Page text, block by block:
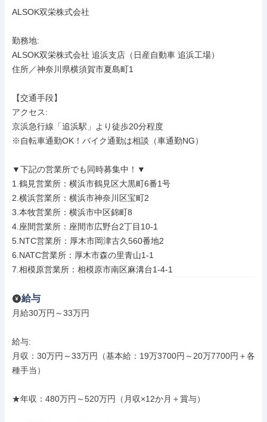
ALSOK双栄株式会社
勤務地:
ALSOK双栄株式会社 追浜支店（日産自動車 追浜工場）
住所／神奈川県横須賀市夏島町1
【交通手段】
アクセス:
京浜急行線「追浜駅」より徒歩20分程度
※自転車通勤OK！バイク通勤は相談（車通勤NG）
▼下記の営業所でも同時募集中！▼
1.鶴見営業所：横浜市鶴見区大黒町6番1号
2.横浜営業所：横浜市神奈川区宝町2
3.本牧営業所：横浜市中区錦町8
4.座間営業所：座間市広野台2丁目10-1
5.NTC営業所：厚木市岡津古久560番地2
6.NATC営業所：厚木市森の里青山1-1
7.相模原営業所：相模原市南区麻溝台1-4-1
給与
月給30万円～33万円
給与:
月収：30万円～33万円（基本給：19万3700円～20万7700円＋各
種手当）
★年収：480万円～520万円（月収×12か月＋賞与）